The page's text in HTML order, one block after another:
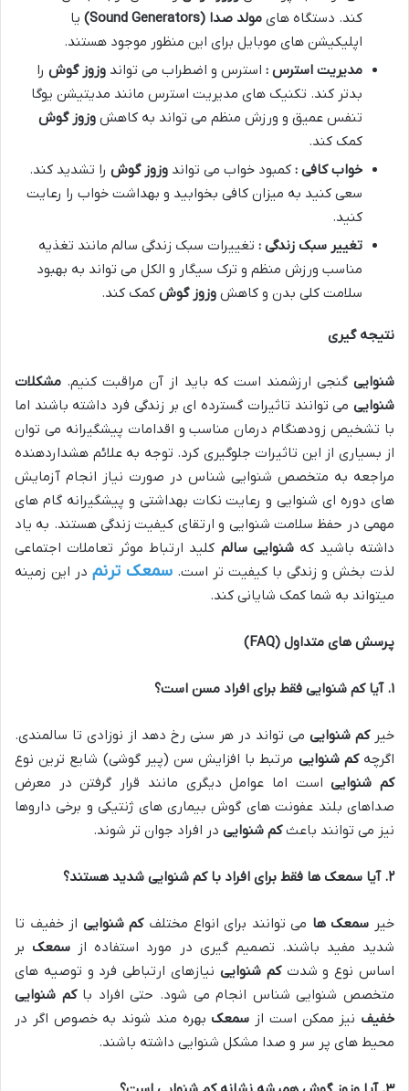
کند. دستگاه های مولد صدا (Sound Generators)
یا
اپلیکیشن های موبایل برای این منظور موجود هستند.
مدیریت استرس : استرس و اضطراب می تواند وزوز گوش را
بدتر کند. تکنیک های مدیریت استرس مانند مدیتیشن یوگا
تنفس عمیق و ورزش منظم می تواند به کاهش وزوز گوش
کمک کند.
خواب کافی : کمبود خواب می تواند وزوز گوش را تشدید کند.
سعی کنید به میزان کافی بخوابید و بهداشت خواب را رعایت
کنید.
تغییر سبک زندگی : تغییرات سبک زندگی سالم مانند تغذیه
مناسب ورزش منظم و ترک سیگار و الکل می تواند به بهبود
سلامت کلی بدن و کاهش وزوز گوش کمک کند.
نتیجه گیری
شنوایی گنجی ارزشمند است که باید از آن مراقبت کنیم. مشکلات
شنوایی می توانند تاثیرات گسترده ای بر زندگی فرد داشته باشند اما
با تشخیص زودهنگام درمان مناسب و اقدامات پیشگیرانه می توان
از بسیاری از این تاثیرات جلوگیری کرد. توجه به علائم هشداردهنده
مراجعه به متخصص شنوایی شناس در صورت نیاز انجام آزمایش
های دوره ای شنوایی و رعایت نکات بهداشتی و پیشگیرانه گام های
مهمی در حفظ سلامت شنوایی و ارتقای کیفیت زندگی هستند. به یاد
داشته باشید کهشنوایی سالم کلید ارتباط موثر تعاملات اجتماعی
لذت بخش و زندگی با کیفیت تر است. سمعک ترنم در این زمینه
میتواند به شما کمک شایانی کند.
پرسش های متداول (FAQ)
۱.آیا کم شنوایی فقط برای افراد مسن است؟
خیرکم شنوایی می تواند در هر سنی رخ دهد از نوزادی تا سالمندی.
اگرچهکم شنوایی مرتبط با افزایش سن (پیر گوشی) شایع ترین نوع
کم شنواییاست اما عوامل دیگری مانند قرار گرفتن در معرض
صداهای بلند عفونت های گوش بیماری های ژنتیکی و برخی داروها
نیز می توانند باعثکم شنوایی در افراد جوان تر شوند.
۲.آیا سمعک ها فقط برای افراد با کم شنوایی شدید هستند؟
خیر سمعک ها می توانند برای انواع مختلفکم شنوایی از خفیف تا
شدید مفید باشند. تصمیم گیری در مورد استفاده از سمعک بر
اساس نوع و شدتکم شنوایی نیازهای ارتباطی فرد و توصیه های
متخصص شنوایی شناس انجام می شود. حتی افراد باکم شنوایی
خفیف نیز ممکن است از سمعک بهره مند شوند به خصوص اگر در
محیط های پر سر و صدا مشکل شنوایی داشته باشند.